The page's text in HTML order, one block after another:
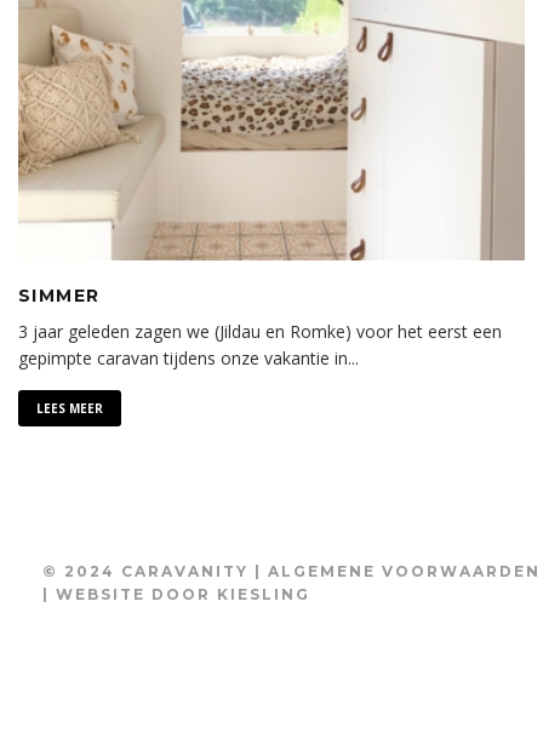
SIMMER
3 jaar geleden zagen we (Jildau en Romke) voor het eerst een
gepimpte caravan tijdens onze vakantie in...
LEES MEER
© 2024 CARAVANITY | ALGEMENE VOORWAARDEN
| WEBSITE DOOR KIESLING